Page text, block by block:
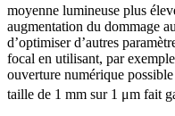
moyenne lumineuse plus
augmentation du dommage
d’optimiser d’autres
focal en utilisant, par
ouverture numérique
taille de 1 mm sur 1 μm fait